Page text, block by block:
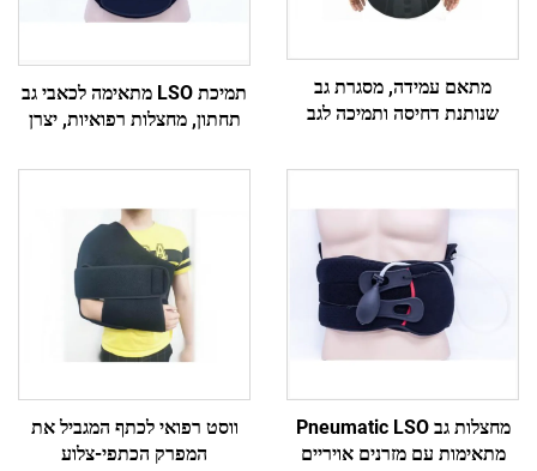
מתאם עמידה, מסגרת גב
שנותנת דחיסה ותמיכה לגב
והגב התחתון)
תמיכת LSO מתאימה לכאבי גב
תחתון, מחצלות רפואיות, יצרן
מחצלות גב Pneumatic LSO
מתאימות עם מזרנים אויריים
ווסט רפואי לכתף המגביל את
המפרק הכתפי-צלוע